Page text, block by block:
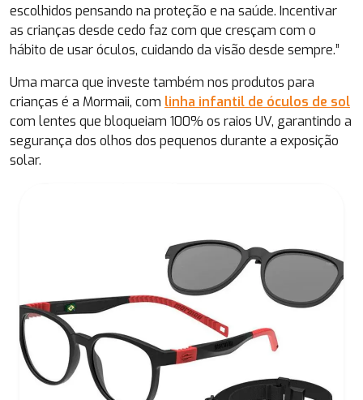
escolhidos pensando na proteção e na saúde. Incentivar
as crianças desde cedo faz com que cresçam com o
hábito de usar óculos, cuidando da visão desde sempre.”
Uma marca que investe também nos produtos para
crianças é a Mormaii, com linha infantil de óculos de sol
com lentes que bloqueiam 100% os raios UV, garantindo a
segurança dos olhos dos pequenos durante a exposição
solar.